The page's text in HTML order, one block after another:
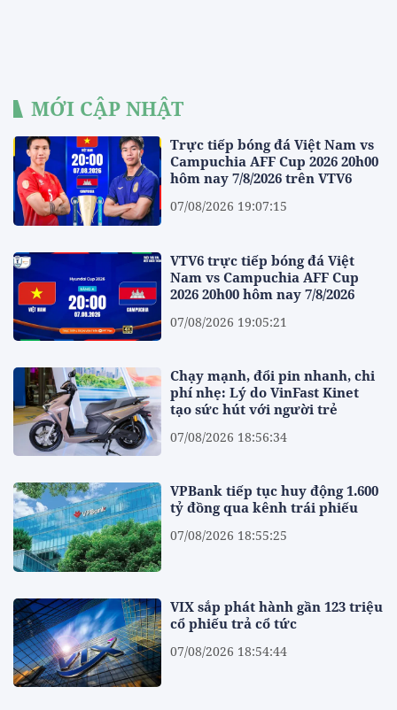
MỚI CẬP NHẬT
Trực tiếp bóng đá Việt Nam vs
Campuchia AFF Cup 2026 20h00
hôm nay 7/8/2026 trên VTV6
07/08/2026 19:07:15
VTV6 trực tiếp bóng đá Việt
Nam vs Campuchia AFF Cup
2026 20h00 hôm nay 7/8/2026
07/08/2026 19:05:21
Chạy mạnh, đổi pin nhanh, chi
phí nhẹ: Lý do VinFast Kinet
tạo sức hút với người trẻ
07/08/2026 18:56:34
VPBank tiếp tục huy động 1.600
tỷ đồng qua kênh trái phiếu
07/08/2026 18:55:25
VIX sắp phát hành gần 123 triệu
cổ phiếu trả cổ tức
07/08/2026 18:54:44